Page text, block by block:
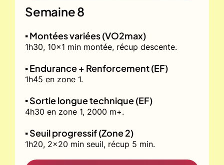
Semaine 8
▪️ Montées variées (VO2max)
1h30, 10x1 min montée, récup descente.
▪️ Endurance + Renforcement (EF)
1h45 en zone 1.
▪️ Sortie longue technique (EF)
4h30 en zone 1, 2000 m+.
▪️ Seuil progressif (Zone 2)
1h20, 2x20 min seuil, récup 5 min.